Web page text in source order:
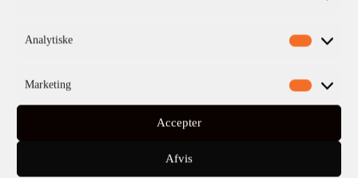
Analytiske
Marketing
Accepter
Afvis